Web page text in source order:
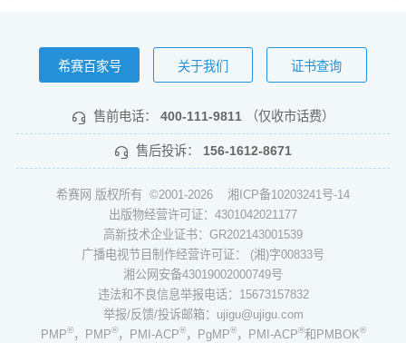
希赛百家号 关于我们 证书查询
售前电话： 400-111-9811 （仅收市话费）
售后投诉： 156-1612-8671
希赛网 版权所有 ©2001-2026 湘ICP备10203241号-14
出版物经营许可证：4301042021177
高新技术企业证书：GR202143001539
广播电视节目制作经营许可证： (湘)字00833号
湘公网安备43019002000749号
违法和不良信息举报电话：15673157832
举报/反馈/投诉邮箱：ujigu@ujigu.com
PMP®，PMP®，PMI-ACP®，PgMP®，PMI-ACP®和PMBOK®